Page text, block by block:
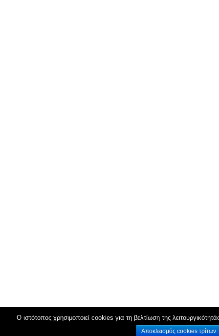
Ο ιστότοπος χρησιμοποιεί cookies για τη βελτίωση της
Αποκλεισμός cookies τρίτων